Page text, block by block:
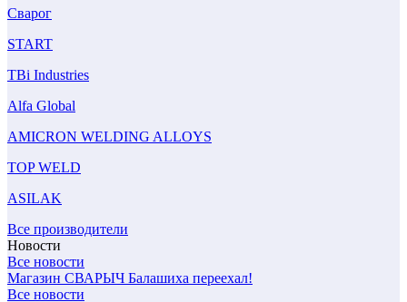
Сварог
START
TBi Industries
Alfa Global
AMICRON WELDING ALLOYS
TOP WELD
ASILAK
Все производители
Новости
Все новости
Магазин СВАРЫЧ Балашиха переехал!
Все новости